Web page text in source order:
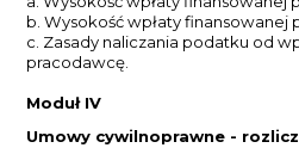
b. Wysokość wpłaty finansowanej
c. Zasady naliczania podatku od
pracodawcę.
Moduł IV
Umowy cywilnoprawne -